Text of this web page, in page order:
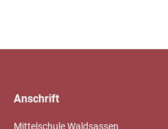
Anschrift
Mittelschule Waldsassen